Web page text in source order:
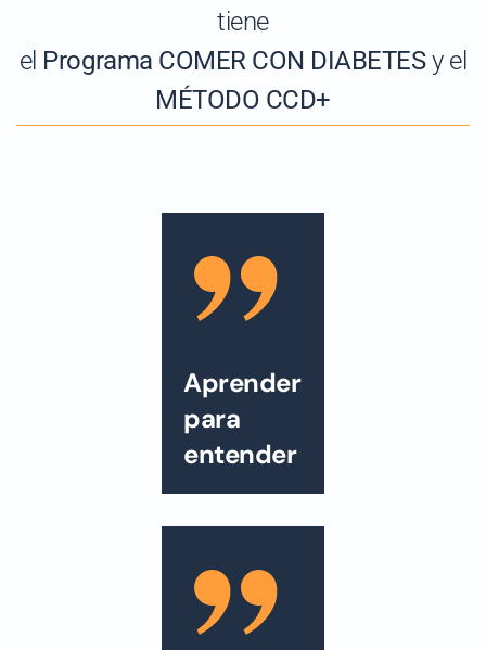
tiene
el Programa COMER CON DIABETESy el
MÉTODO CCD+
Aprender
para
entender